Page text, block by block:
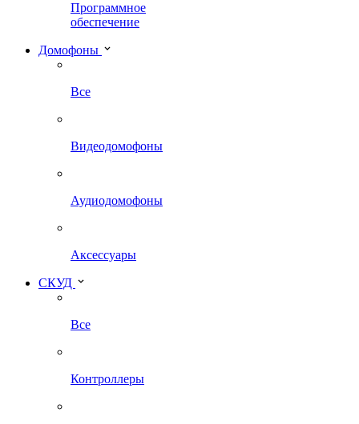
Программное
обеспечение
Домофоны
Все
Видеодомофоны
Аудиодомофоны
Аксессуары
СКУД
Все
Контроллеры